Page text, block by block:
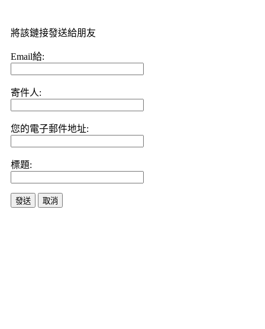
將該鏈接發送給朋友
Email給:
寄件人:
您的電子郵件地址:
標題:
發送 取消